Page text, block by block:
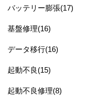
バッテリー膨張(17)
基盤修理(16)
データ移行(16)
起動不良(15)
起動不良修理(8)